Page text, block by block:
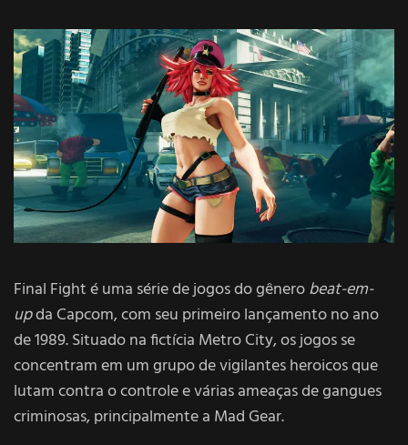
Final Fight é uma série de jogos do gênerobeat-em-
upda Capcom, com seu primeiro lançamento no ano
de 1989.Situado na fictícia Metro City, os jogos se
concentram em um grupo de vigilantes heroicos que
lutam contra o controle e várias ameaças de gangues
criminosas, principalmente a Mad Gear.